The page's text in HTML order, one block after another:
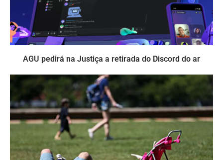
AGU pedirá na Justiça a retirada do Discord do ar